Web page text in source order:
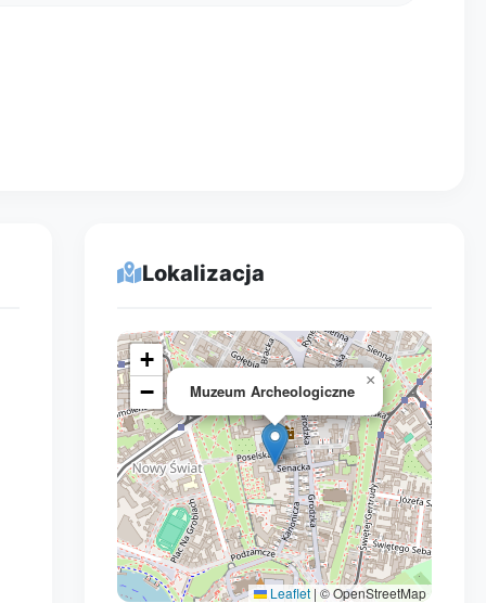
Lokalizacja
Muzeum Archeologiczne
×
+
−
Leaflet | © OpenStreetMap